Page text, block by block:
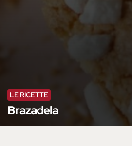
LE RICETTE
Brazadela